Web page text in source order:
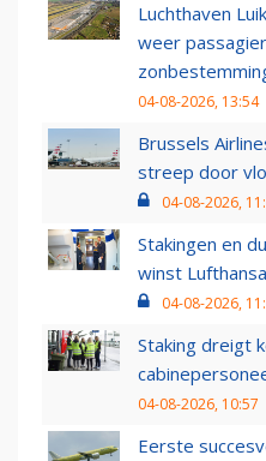
Luchthaven
weer
04-08-2026, 13:54
Brussels
streep door
04-08-2026,
Stakingen en
winst
04-08-2026,
Staking dreigt
04-08-2026, 10:57
Eerste